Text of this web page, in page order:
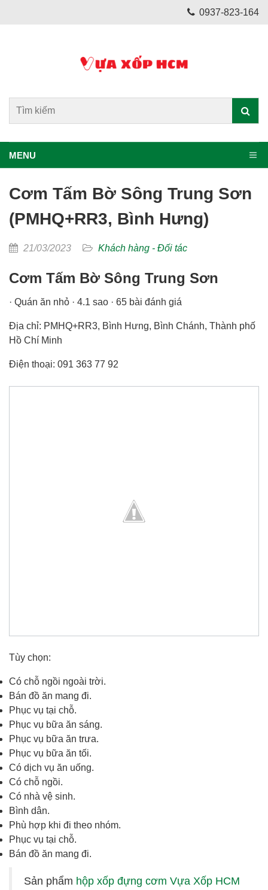
0937-823-164
MENU
Cơm Tấm Bờ Sông Trung Sơn
(PMHQ+RR3, Bình Hưng)
21/03/2023 Khách hàng - Đối tác
Cơm Tấm Bờ Sông Trung Sơn
· Quán ăn nhỏ · 4.1 sao · 65 bài đánh giá
Địa chỉ: PMHQ+RR3, Bình Hưng, Bình Chánh, Thành phố
Hồ Chí Minh
Điện thoại: 091 363 77 92
Tùy chọn:
Có chỗ ngồi ngoài trời.
Bán đồ ăn mang đi.
Phục vụ tại chỗ.
Phục vụ bữa ăn sáng.
Phục vụ bữa ăn trưa.
Phục vụ bữa ăn tối.
Có dịch vụ ăn uống.
Có chỗ ngồi.
Có nhà vệ sinh.
Bình dân.
Phù hợp khi đi theo nhóm.
Phục vụ tại chỗ.
Bán đồ ăn mang đi.
Sản phẩm hộp xốp đựng cơm Vựa Xốp HCM